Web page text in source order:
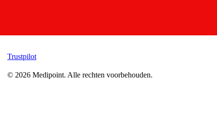
Trustpilot
© 2026 Medipoint. Alle rechten voorbehouden.